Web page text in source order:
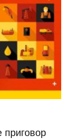
приговор